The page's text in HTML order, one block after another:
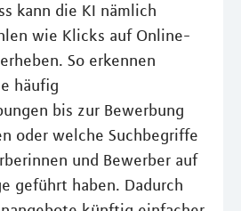
kann die KI nämlich
wie Klicks auf Online-
So erkennen
häufig
bis zur Bewerbung
oder welche Suchbegriffe
und Bewerber auf
geführt haben. Dadurch